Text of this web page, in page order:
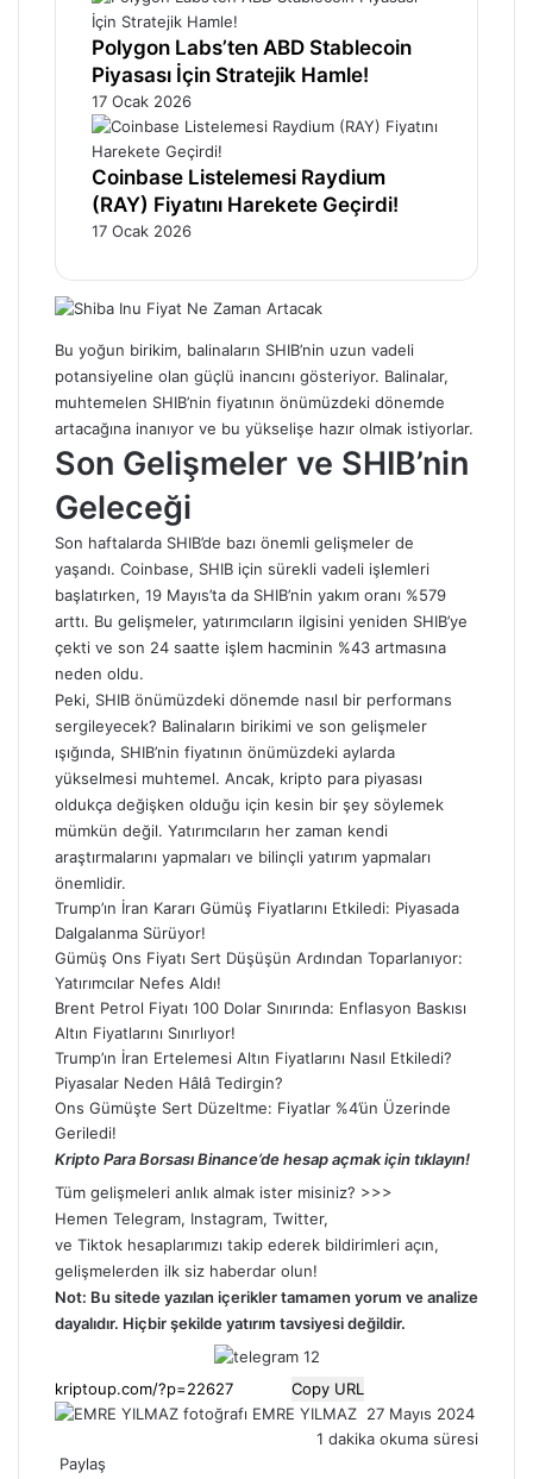
Polygon Labs’ten ABD Stablecoin
Piyasası İçin Stratejik Hamle!
17 Ocak 2026
Coinbase Listelemesi Raydium
(RAY) Fiyatını Harekete Geçirdi!
17 Ocak 2026
Bu yoğun birikim, balinaların SHIB’nin uzun vadeli
potansiyeline olan güçlü inancını gösteriyor. Balinalar,
muhtemelen SHIB’nin fiyatının önümüzdeki dönemde
artacağına inanıyor ve bu yükselişe hazır olmak istiyorlar.
Son Gelişmeler ve SHIB’nin
Geleceği
Son haftalarda SHIB’de bazı önemli gelişmeler de
yaşandı. Coinbase, SHIB için sürekli vadeli işlemleri
başlatırken, 19 Mayıs’ta da SHIB’nin yakım oranı %579
arttı. Bu gelişmeler, yatırımcıların ilgisini yeniden SHIB’ye
çekti ve son 24 saatte işlem hacminin %43 artmasına
neden oldu.
Peki, SHIB önümüzdeki dönemde nasıl bir performans
sergileyecek? Balinaların birikimi ve son gelişmeler
ışığında, SHIB’nin fiyatının önümüzdeki aylarda
yükselmesi muhtemel. Ancak, kripto para piyasası
oldukça değişken olduğu için kesin bir şey söylemek
mümkün değil. Yatırımcıların her zaman kendi
araştırmalarını yapmaları ve bilinçli yatırım yapmaları
önemlidir.
Trump’ın İran Kararı Gümüş Fiyatlarını Etkiledi: Piyasada
Dalgalanma Sürüyor!
Gümüş Ons Fiyatı Sert Düşüşün Ardından Toparlanıyor:
Yatırımcılar Nefes Aldı!
Brent Petrol Fiyatı 100 Dolar Sınırında: Enflasyon Baskısı
Altın Fiyatlarını Sınırlıyor!
Trump’ın İran Ertelemesi Altın Fiyatlarını Nasıl Etkiledi?
Piyasalar Neden Hâlâ Tedirgin?
Ons Gümüşte Sert Düzeltme: Fiyatlar %4’ün Üzerinde
Geriledi!
Kripto Para Borsası Binance’de hesap açmak için tıklayın!
Tüm gelişmeleri anlık almak ister misiniz? >>>
Hemen Telegram, Instagram, Twitter,
ve Tiktok hesaplarımızı takip ederek bildirimleri açın,
gelişmelerden ilk siz haberdar olun!
Not: Bu sitede yazılan içerikler tamamen yorum ve analize
dayalıdır. Hiçbir şekilde yatırım tavsiyesi değildir.
Copy URL
EMRE YILMAZ Bir
e-
27 Mayıs 2024
1 dakika okuma süresi
Paylaş